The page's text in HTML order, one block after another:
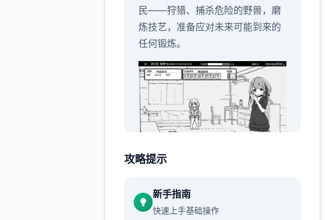
民——狩猎、捕杀危险的野兽，磨
炼技艺，准备应对未来可能到来的
任何锻炼。
除此以外，你还要悉心照料病重的
妹妹的亲情……也许终有二日，你
能够解开妹妹病重的谜团。
攻略提示
新手指南
快速上手基础操作